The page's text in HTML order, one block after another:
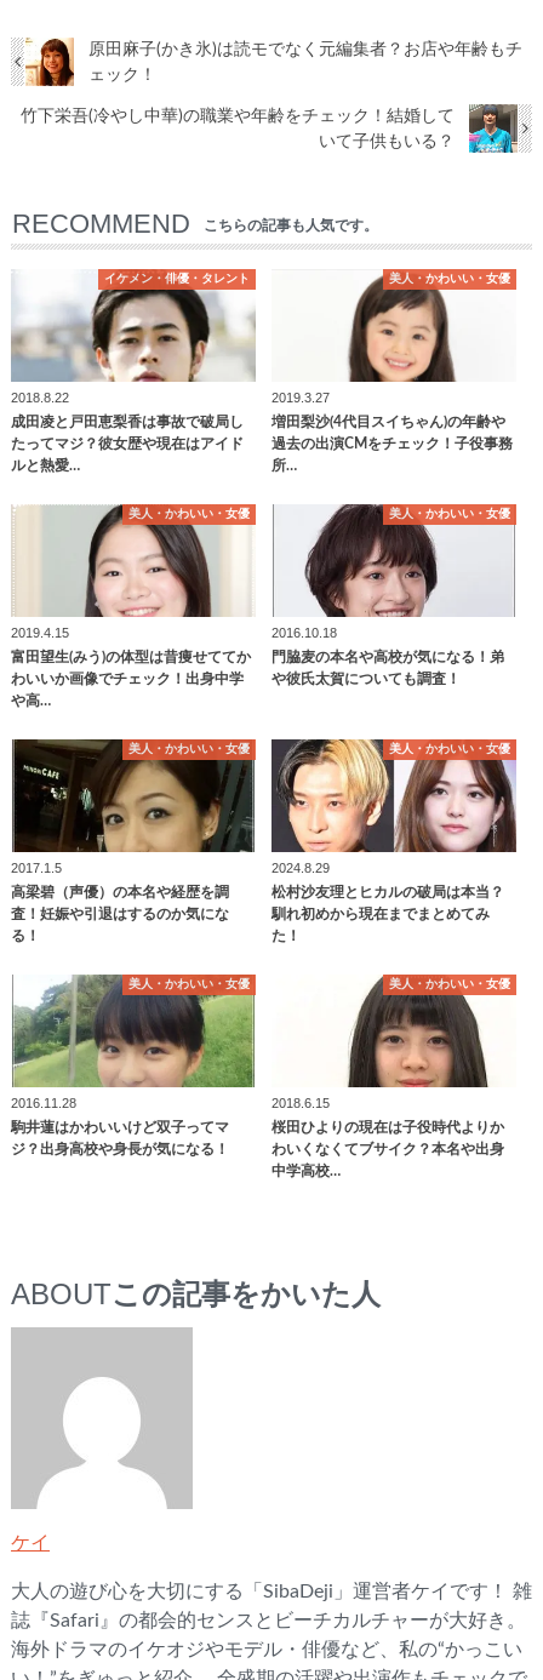
原田麻子(かき氷)は読モでなく元編集者？お店や年齢もチ
ェック！
竹下栄吾(冷やし中華)の職業や年齢をチェック！結婚して
いて子供もいる？
RECOMMEND こちらの記事も人気です。
イケメン・俳優・タレント
2018.8.22
成田凌と戸田恵梨香は事故で破局し
たってマジ？彼女歴や現在はアイド
ルと熱愛…
美人・かわいい・女優
2019.3.27
増田梨沙(4代目スイちゃん)の年齢や
過去の出演CMをチェック！子役事務
所…
美人・かわいい・女優
2019.4.15
富田望生(みう)の体型は昔痩せててか
わいいか画像でチェック！出身中学
や高…
美人・かわいい・女優
2016.10.18
門脇麦の本名や高校が気になる！弟
や彼氏太賀についても調査！
美人・かわいい・女優
2017.1.5
高梁碧（声優）の本名や経歴を調
査！妊娠や引退はするのか気にな
る！
美人・かわいい・女優
2024.8.29
松村沙友理とヒカルの破局は本当？
馴れ初めから現在までまとめてみ
た！
美人・かわいい・女優
2016.11.28
駒井蓮はかわいいけど双子ってマ
ジ？出身高校や身長が気になる！
美人・かわいい・女優
2018.6.15
桜田ひよりの現在は子役時代よりか
わいくなくてブサイク？本名や出身
中学高校…
ABOUTこの記事をかいた人
ケイ
大人の遊び心を大切にする「SibaDeji」運営者ケイです！ 雑
誌『Safari』の都会的センスとビーチカルチャーが大好き。
海外ドラマのイケオジやモデル・俳優など、私の“かっこい